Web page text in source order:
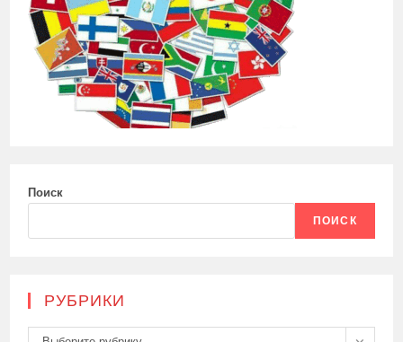
Поиск
ПОИСК
РУБРИКИ
Рубрики